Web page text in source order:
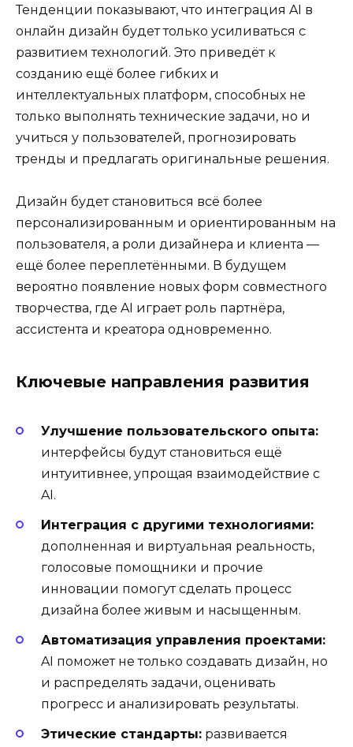
Тенденции показывают, что интеграция AI в
онлайн дизайн будет только усиливаться с
развитием технологий. Это приведёт к
созданию ещё более гибких и
интеллектуальных платформ, способных не
только выполнять технические задачи, но и
учиться у пользователей, прогнозировать
тренды и предлагать оригинальные решения.
Дизайн будет становиться всё более
персонализированным и ориентированным на
пользователя, а роли дизайнера и клиента —
ещё более переплетёнными. В будущем
вероятно появление новых форм совместного
творчества, где AI играет роль партнёра,
ассистента и креатора одновременно.
Ключевые направления развития
Улучшение пользовательского опыта:
интерфейсы будут становиться ещё
интуитивнее, упрощая взаимодействие с
AI.
Интеграция с другими технологиями:
дополненная и виртуальная реальность,
голосовые помощники и прочие
инновации помогут сделать процесс
дизайна более живым и насыщенным.
Автоматизация управления проектами:
AI поможет не только создавать дизайн, но
и распределять задачи, оценивать
прогресс и анализировать результаты.
Этические стандарты: развивается